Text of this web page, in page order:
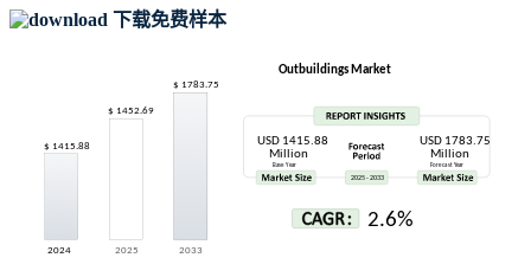
下载免费样本